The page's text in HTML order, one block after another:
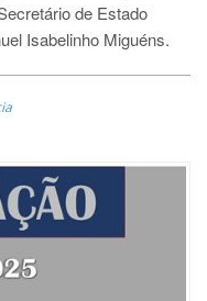
de Estado
Isabelinho Miguéns.